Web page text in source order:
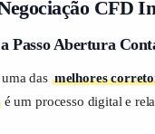
CFD
a Passo Abertura
das melhores
é um processo digital e